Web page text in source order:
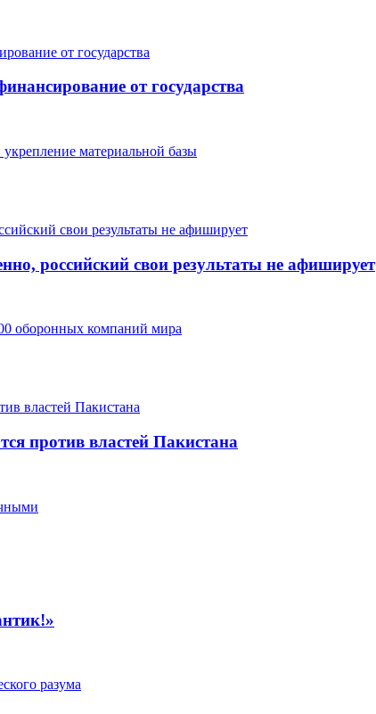
от государства
укрепление материальной базы
российский свои результаты не афиширует
оборонных компаний мира
против властей Пакистана
разума